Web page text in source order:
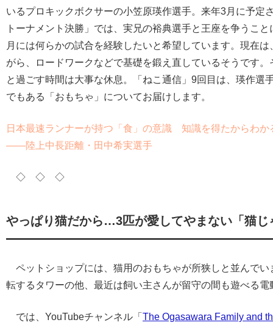
いるプロキックボクサーの小笠原瑛作選手。来年3月に予定
トーナメント決勝」では、実兄の裕典選手と王座を争うこ
月には何らかの試合を経験したいと希望しています。現在
がら、ロードワークなどで基礎を鍛え直しているそうです
と過ごす時間は大事な休息。「ねこ通信」9回目は、瑛作選
でもある「おもちゃ」についてお届けします。
日本最速ランナーが持つ「食」の意識 知識を得たからわ
――陸上中長距離・田中希実選手
◇ ◇ ◇
やっぱり猫だから…3匹が愛してやまない「猫じ
ペットショップには、猫用のおもちゃが所狭しと並んで
転するタワーの他、最近は飼い主さんが留守の間も遊べる
では、YouTubeチャンネル「 The Ogasawara Family and